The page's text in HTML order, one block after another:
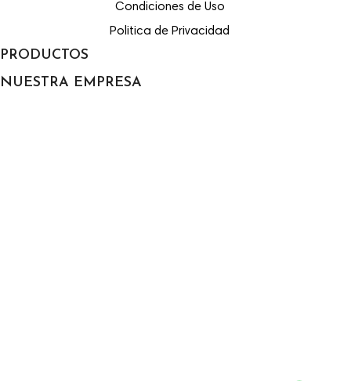
Condiciones de Uso
Politica de Privacidad
PRODUCTOS
NUESTRA EMPRESA